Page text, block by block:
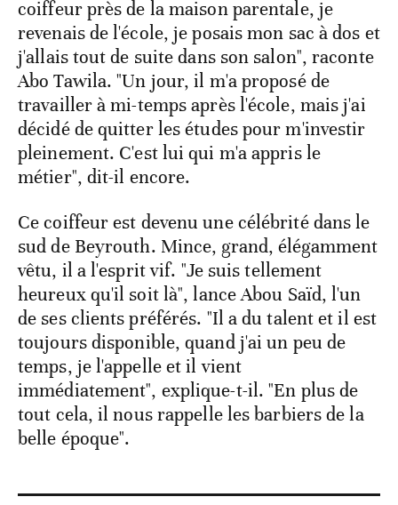
coiffeur près de la maison parentale, je
revenais de l'école, je posais mon sac à dos et
j'allais tout de suite dans son salon", raconte
Abo Tawila. "Un jour, il m'a proposé de
travailler à mi-temps après l'école, mais j'ai
décidé de quitter les études pour m'investir
pleinement. C'est lui qui m'a appris le
métier", dit-il encore.
Ce coiffeur est devenu une célébrité dans le
sud de Beyrouth. Mince, grand, élégamment
vêtu, il a l'esprit vif. "Je suis tellement
heureux qu'il soit là", lance Abou Saïd, l'un
de ses clients préférés. "Il a du talent et il est
toujours disponible, quand j'ai un peu de
temps, je l'appelle et il vient
immédiatement", explique-t-il. "En plus de
tout cela, il nous rappelle les barbiers de la
belle époque".